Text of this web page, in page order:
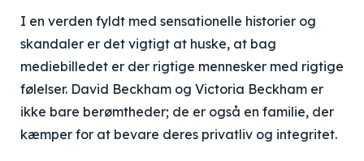
I en verden fyldt med sensationelle historier og
skandaler er det vigtigt at huske, at bag
mediebilledet er der rigtige mennesker med rigtige
følelser. David Beckham og Victoria Beckham er
ikke bare berømtheder; de er også en familie, der
kæmper for at bevare deres privatliv og integritet.